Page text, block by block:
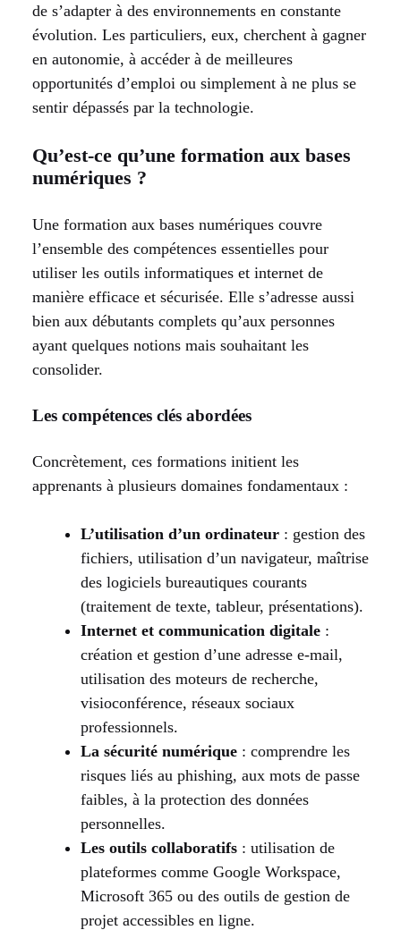
de s’adapter à des environnements en constante
évolution. Les particuliers, eux, cherchent à gagner
en autonomie, à accéder à de meilleures
opportunités d’emploi ou simplement à ne plus se
sentir dépassés par la technologie.
Qu’est-ce qu’une formation aux bases
numériques ?
Une formation aux bases numériques couvre
l’ensemble des compétences essentielles pour
utiliser les outils informatiques et internet de
manière efficace et sécurisée. Elle s’adresse aussi
bien aux débutants complets qu’aux personnes
ayant quelques notions mais souhaitant les
consolider.
Les compétences clés abordées
Concrètement, ces formations initient les
apprenants à plusieurs domaines fondamentaux :
L’utilisation d’un ordinateur : gestion des
fichiers, utilisation d’un navigateur, maîtrise
des logiciels bureautiques courants
(traitement de texte, tableur, présentations).
Internet et communication digitale :
création et gestion d’une adresse e-mail,
utilisation des moteurs de recherche,
visioconférence, réseaux sociaux
professionnels.
La sécurité numérique : comprendre les
risques liés au phishing, aux mots de passe
faibles, à la protection des données
personnelles.
Les outils collaboratifs : utilisation de
plateformes comme Google Workspace,
Microsoft 365 ou des outils de gestion de
projet accessibles en ligne.